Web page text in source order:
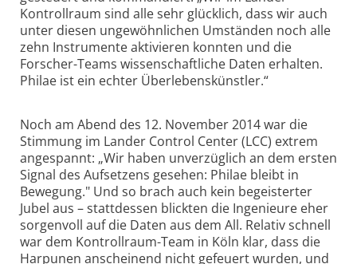
Kontrollraum sind alle sehr glücklich, dass wir auch
unter diesen ungewöhnlichen Umständen noch alle
zehn Instrumente aktivieren konnten und die
Forscher-Teams wissenschaftliche Daten erhalten.
Philae ist ein echter Überlebenskünstler.“
Noch am Abend des 12. November 2014 war die
Stimmung im Lander Control Center (LCC) extrem
angespannt: „Wir haben unverzüglich an dem ersten
Signal des Aufsetzens gesehen: Philae bleibt in
Bewegung." Und so brach auch kein begeisterter
Jubel aus – stattdessen blickten die Ingenieure eher
sorgenvoll auf die Daten aus dem All. Relativ schnell
war dem Kontrollraum-Team in Köln klar, dass die
Harpunen anscheinend nicht gefeuert wurden, und